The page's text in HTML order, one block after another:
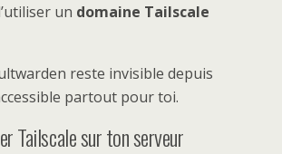
un domaine Tailscale
reste invisible depuis
partout pour toi.
Tailscale sur ton serveur